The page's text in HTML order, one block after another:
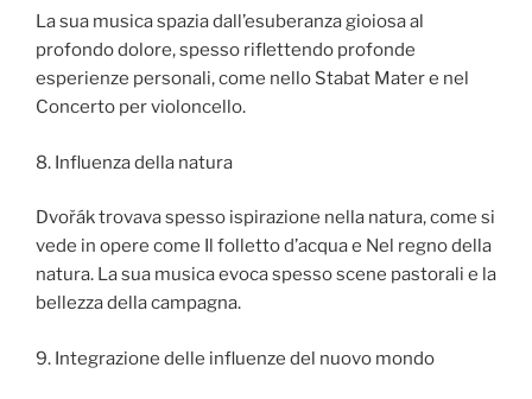
La sua musica spazia dall’esuberanza gioiosa al
profondo dolore, spesso riflettendo profonde
esperienze personali, come nello Stabat Mater e nel
Concerto per violoncello.
8. Influenza della natura
Dvořák trovava spesso ispirazione nella natura, come si
vede in opere come Il folletto d’acqua e Nel regno della
natura. La sua musica evoca spesso scene pastorali e la
bellezza della campagna.
9. Integrazione delle influenze del nuovo mondo